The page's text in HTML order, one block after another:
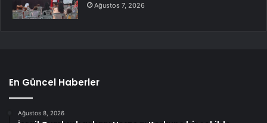
Ağustos 7, 2026
En Güncel Haberler
Ağustos 8, 2026